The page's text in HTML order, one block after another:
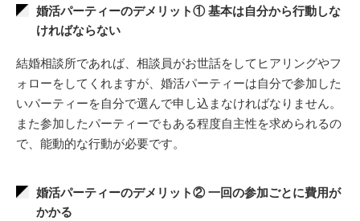
婚活パーティーのデメリット① 基本は自分から行動しな
ければならない
結婚相談所であれば、相談員がお世話をしてヒアリングやフ
ォローをしてくれますが、婚活パーティーは自分で参加した
いパーティーを自分で選んで申し込まなければなりません。
また参加したパーティーでもある程度自主性を求められるの
で、能動的な行動が必要です。
婚活パーティーのデメリット② 一回の参加ごとに費用が
かかる